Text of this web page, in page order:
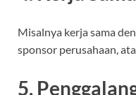
Misalnya kerja sama
sponsor perusahaan,
5.